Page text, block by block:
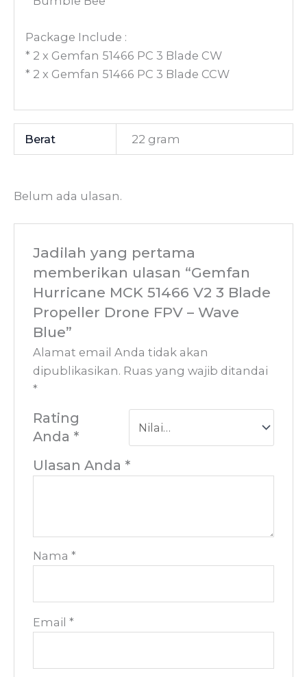
Package Include :
* 2 x Gemfan 51466 PC 3 Blade CW
* 2 x Gemfan 51466 PC 3 Blade CCW
Berat 22 gram
Belum ada ulasan.
Jadilah yang pertama
memberikan ulasan “Gemfan
Hurricane MCK 51466 V2 3 Blade
Propeller Drone FPV – Wave
Blue”
Alamat email Anda tidak akan
dipublikasikan. Ruas yang wajib ditandai
*
Rating
Anda *
Ulasan Anda *
Nama*
Email*